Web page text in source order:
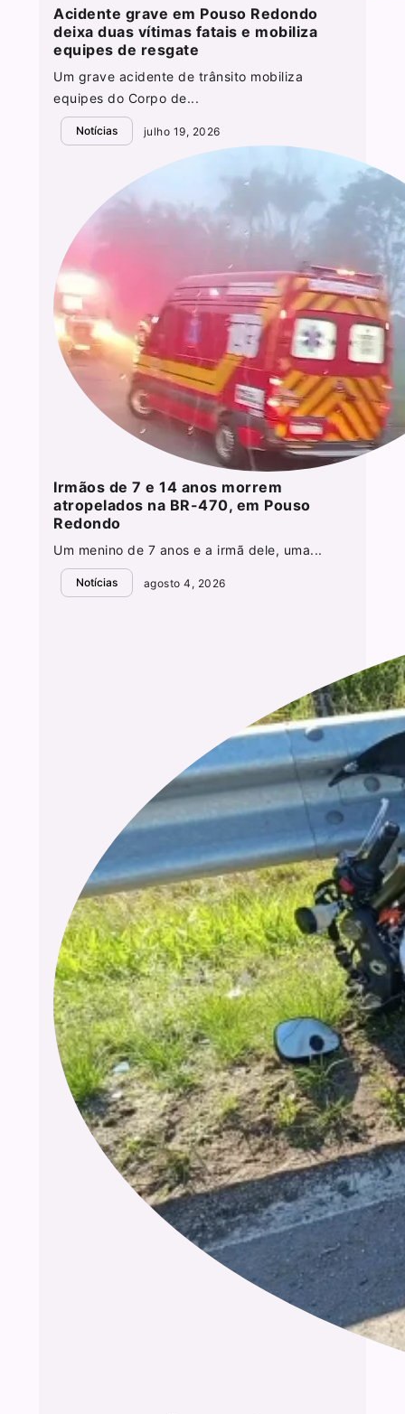
Acidente grave em Pouso Redondo
deixa duas vítimas fatais e mobiliza
equipes de resgate
Um grave acidente de trânsito mobiliza
equipes do Corpo de...
Notícias julho 19, 2026
Irmãos de 7 e 14 anos morrem
atropelados na BR-470, em Pouso
Redondo
Um menino de 7 anos e a irmã dele, uma...
Notícias agosto 4, 2026